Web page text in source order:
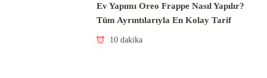
Ev Yapımı Oreo Frappe Nasıl Yapılır?
Tüm Ayrıntılarıyla En Kolay Tarif
10 dakika